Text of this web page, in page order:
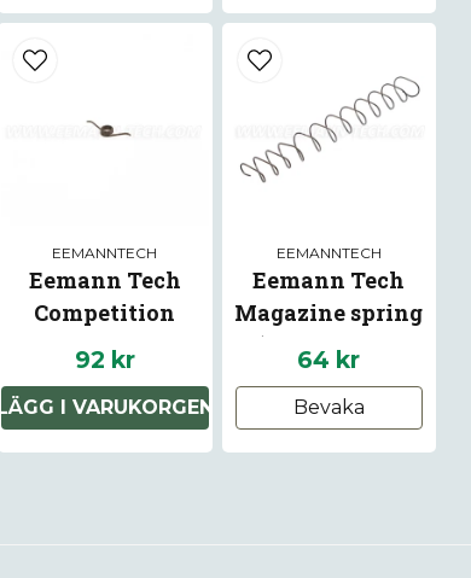
EEMANNTECH
Eemann Tech
Competition
Trigger Spring for
Beretta 92/96/98
92 kr
LÄGG I VARUKORGEN
EEMANNTECH
Eemann Tech
Magazine spring
(MEC-GAR 19
rounds) for CZ 75
SP-01 Shadow, CZ
64 kr
Bevaka